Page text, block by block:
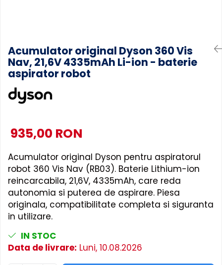
Filtre Purificatoare Aer
Accesorii Piese Aer Conditionat
Acumulator original Dyson 360 Vis
Nav, 21,6V 4335mAh Li-ion - baterie
aspirator robot
935,00 RON
Acumulator original Dyson pentru aspiratorul
robot 360 Vis Nav (RB03). Baterie Lithium-ion
reincarcabila, 21,6V, 4335mAh, care reda
autonomia si puterea de aspirare. Piesa
originala, compatibilitate completa si siguranta
in utilizare.
IN STOC
Data de livrare: Luni, 10.08.2026